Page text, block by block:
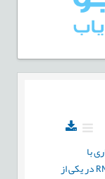
با
استفاده از روش زمين آمار در محيط نرم افزار RMS در يکی از